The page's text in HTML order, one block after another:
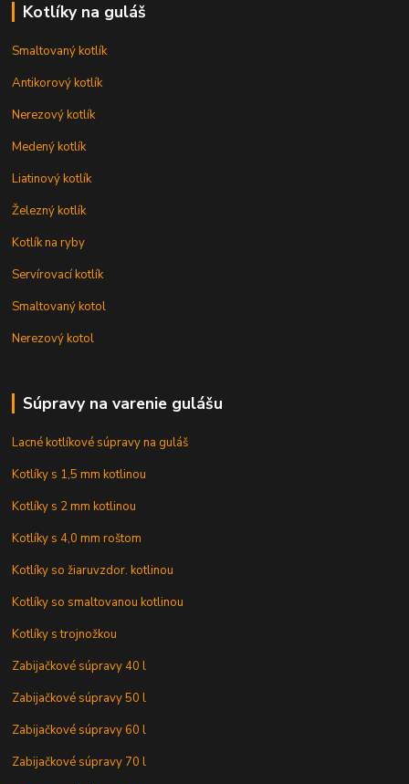
Kotlíky na guláš
Smaltovaný kotlík
Antikorový kotlík
Nerezový kotlík
Medený kotlík
Liatinový kotlík
Železný kotlík
Kotlík na ryby
Servírovací kotlík
Smaltovaný kotol
Nerezový kotol
Súpravy na varenie gulášu
Lacné kotlíkové súpravy na guláš
Kotlíky s 1,5 mm kotlinou
Kotlíky s 2 mm kotlinou
Kotlíky s 4,0 mm roštom
Kotlíky so žiaruvzdor. kotlinou
Kotlíky so smaltovanou kotlinou
Kotlíky s trojnožkou
Zabijačkové súpravy 40 l
Zabijačkové súpravy 50 l
Zabijačkové súpravy 60 l
Zabijačkové súpravy 70 l